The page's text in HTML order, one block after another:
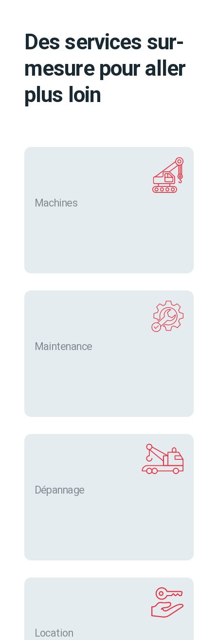
Des services sur-
mesure pour aller
plus loin
Machines
Maintenance
Dépannage
Location